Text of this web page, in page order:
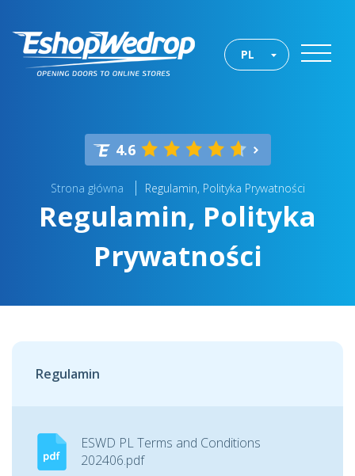
PL
4.6
Strona główna Regulamin, Polityka Prywatności
Regulamin, Polityka
Prywatności
Regulamin
ESWD PL Terms and Conditions
202406.pdf